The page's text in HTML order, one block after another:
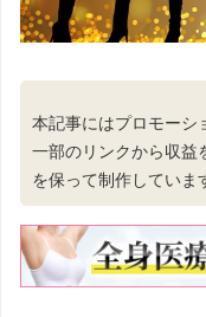
本記事にはプロモーシ
一部のリンクから収益
を保って制作していま